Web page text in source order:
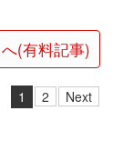
(有料記事)
1 2 Next